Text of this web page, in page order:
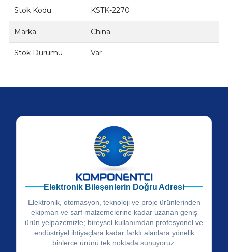
Stok Kodu KSTK-2270
Marka China
Stok Durumu Var
Elektronik Bileşenlerin Doğru Adresi
Elektronik, otomasyon, teknoloji ve proje ürünlerinden
ekipman ve sarf malzemelerine kadar uzanan geniş
ürün yelpazemizle; bireysel kullanımdan profesyonel ve
endüstriyel ihtiyaçlara kadar farklı alanlara yönelik
binlerce ürünü tek noktada sunuyoruz.